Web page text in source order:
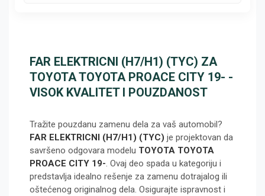
FAR ELEKTRICNI (H7/H1) (TYC) ZA
TOYOTA TOYOTA PROACE CITY 19- -
VISOK KVALITET I POUZDANOST
Tražite pouzdanu zamenu dela za vaš automobil?
FAR ELEKTRICNI (H7/H1) (TYC) je projektovan da
savršeno odgovara modelu TOYOTA TOYOTA
PROACE CITY 19-. Ovaj deo spada u kategoriju i
predstavlja idealno rešenje za zamenu dotrajalog ili
oštećenog originalnog dela. Osigurajte ispravnost i